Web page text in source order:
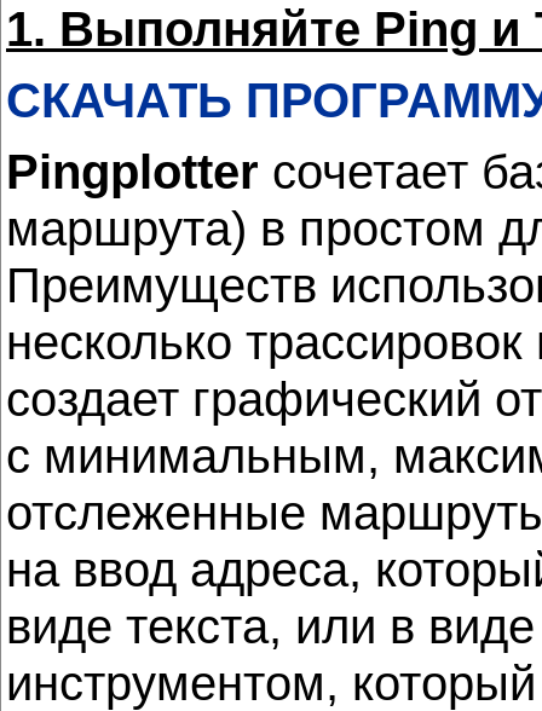
1. Выполняйте Ping и
СКАЧАТЬ
Pingplotter сочетает
маршрута) в простом
Преимуществ
несколько
создает графический
с минимальным,
отслеженные
на ввод адреса,
виде текста, или в
инструментом,